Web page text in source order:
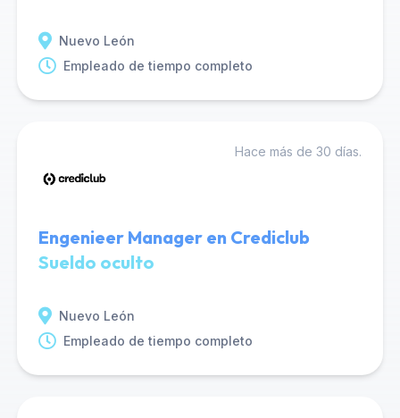
Nuevo León
Empleado de tiempo completo
Hace más de 30 días.
Engenieer Manager en Crediclub
Sueldo oculto
Nuevo León
Empleado de tiempo completo